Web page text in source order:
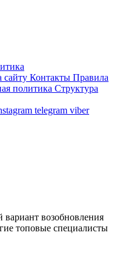
сайту Контакты Правила
политика Структура
telegram viber
возобновления
топовые специалисты